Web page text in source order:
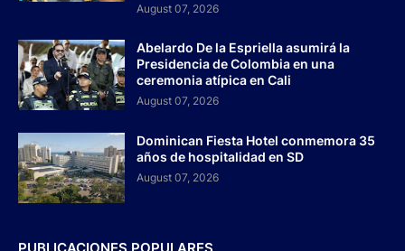
August 07, 2026
Abelardo De la Espriella asumirá la
Presidencia de Colombia en una
ceremonia atípica en Cali
August 07, 2026
Dominican Fiesta Hotel conmemora 35
años de hospitalidad en SD
August 07, 2026